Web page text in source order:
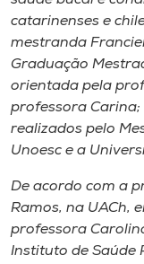
Selecione
A+
A-
catarinenses e
mestranda
Graduação
orientada pela
professora
realizados pelo
Unoesc e a
De acordo com a
Ramos, na UACh,
professora
Instituto de Saúde